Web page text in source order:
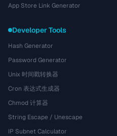
App Store Link Generator
Developer Tools
Hash Generator
Password Generator
Unix 时间戳转换器
Cron 表达式生成器
Chmod 计算器
String Escape / Unescape
IP Subnet Calculator